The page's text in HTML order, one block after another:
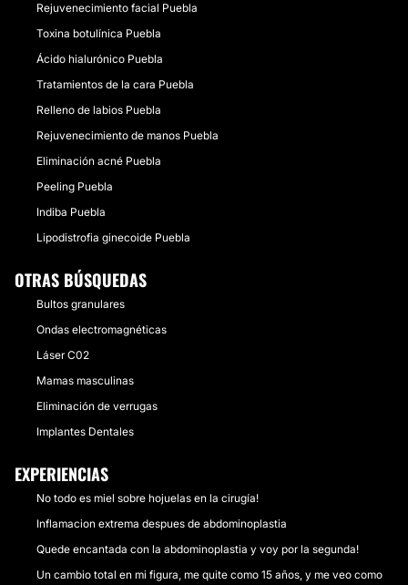
Rejuvenecimiento facial Puebla
Toxina botulínica Puebla
Ácido hialurónico Puebla
Tratamientos de la cara Puebla
Relleno de labios Puebla
Rejuvenecimiento de manos Puebla
Eliminación acné Puebla
Peeling Puebla
Indiba Puebla
Lipodistrofia ginecoide Puebla
OTRAS BÚSQUEDAS
Bultos granulares
Ondas electromagnéticas
Láser C02
Mamas masculinas
Eliminación de verrugas
Implantes Dentales
EXPERIENCIAS
No todo es miel sobre hojuelas en la cirugía!
Inflamacion extrema despues de abdominoplastia
Quede encantada con la abdominoplastia y voy por la segunda!
Un cambio total en mi figura, me quite como 15 años, y me veo como